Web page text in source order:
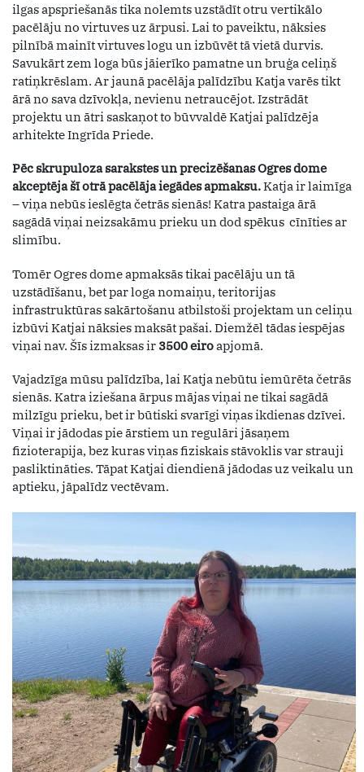
ilgas apspriešanās tika nolemts uzstādīt otru vertikālo
pacēlāju no virtuves uz ārpusi. Lai to paveiktu, nāksies
pilnībā mainīt virtuves logu un izbūvēt tā vietā durvis.
Savukārt zem loga būs jāierīko pamatne un bruģa celiņš
ratiņkrēslam. Ar jaunā pacēlāja palīdzību Katja varēs tikt
ārā no sava dzīvokļa, nevienu netraucējot. Izstrādāt
projektu un ātri saskaņot to būvvaldē Katjai palīdzēja
arhitekte Ingrīda Priede.
Pēc skrupuloza sarakstes un precizēšanas Ogres dome
akceptēja šī otrā pacēlāja iegādes apmaksu.Katja ir laimīga
– viņa nebūs ieslēgta četrās sienās! Katra pastaiga ārā
sagādā viņai neizsakāmu prieku un dod spēkus cīnīties ar
slimību.
Tomēr Ogres dome apmaksās tikai pacēlāju un tā
uzstādīšanu, bet par loga nomaiņu, teritorijas
infrastruktūras sakārtošanu atbilstoši projektam un celiņu
izbūvi Katjai nāksies maksāt pašai. Diemžēl tādas iespējas
viņai nav. Šīs izmaksas ir 3500 eiroapjomā.
Vajadzīga mūsu palīdzība, lai Katja nebūtu iemūrēta četrās
sienās. Katra iziešana ārpus mājas viņai ne tikai sagādā
milzīgu prieku, bet ir būtiski svarīgi viņas ikdienas dzīvei.
Viņai ir jādodas pie ārstiem un regulāri jāsaņem
fizioterapija, bez kuras viņas fiziskais stāvoklis var strauji
pasliktināties. Tāpat Katjai diendienā jādodas uz veikalu un
aptieku, jāpalīdz vectēvam.